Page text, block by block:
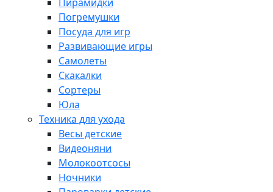
Погремушки
Посуда для игр
Развивающие игры
Самолеты
Скакалки
Сортеры
Юла
Техника для ухода
Весы детские
Видеоняни
Молокоотсосы
Ночники